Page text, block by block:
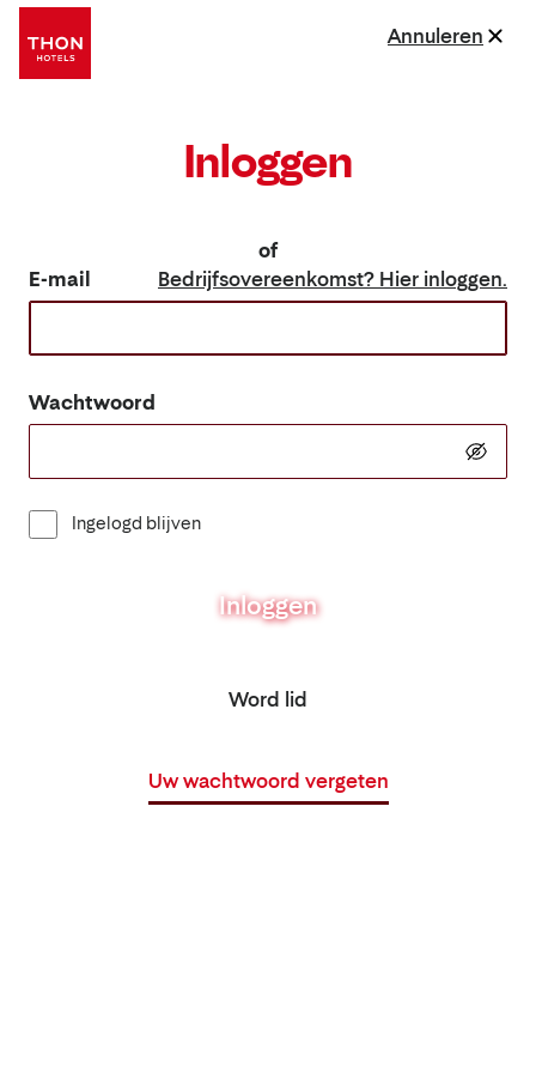
Inloggen
of
E-mail
Bedrijfsovereenkomst? Hier inloggen.
Wachtwoord
Ingelogd blijven
Inloggen
Word lid
Uw wachtwoord vergeten
Annuleren